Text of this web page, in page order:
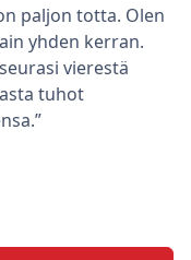
paljon totta. Olen
yhden kerran.
vierestä
tuhot